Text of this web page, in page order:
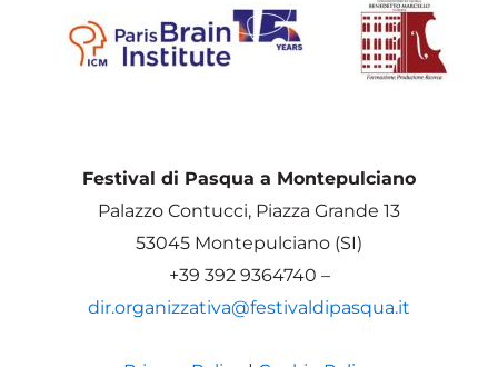
Festival di Pasqua a Montepulciano
Palazzo Contucci, Piazza Grande 13
53045 Montepulciano (SI)
+39 392 9364740 –
dir.organizzativa@festivaldipasqua.it